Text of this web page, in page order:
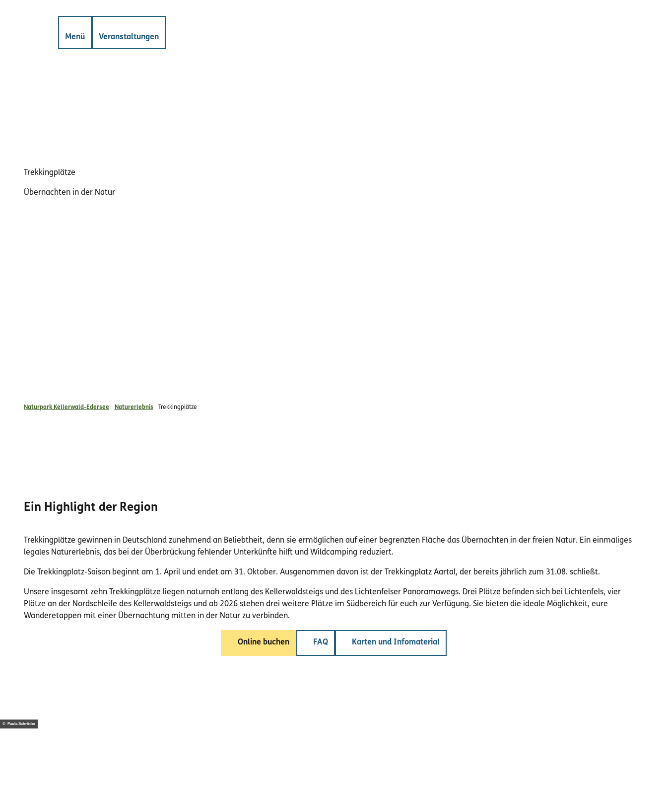
SucheMenü Veranstaltungen
Trekkingplätze
Übernachten in der Natur
Naturpark Kellerwald-Edersee Naturerlebnis Trekkingplätze
Ein Highlight der Region
Trekkingplätze gewinnen in Deutschland zunehmend an Beliebtheit, denn sie ermöglichen auf einer begrenzten Fläche das Übernachten in der freien Natur. Ein einmaliges
legales Naturerlebnis, das bei der Überbrückung fehlender Unterkünfte hilft und Wildcamping reduziert.
Die Trekkingplatz-Saison beginnt am 1. April und endet am 31. Oktober. Ausgenommen davon ist der Trekkingplatz Aartal, der bereits jährlich zum 31.08. schließt.
Unsere insgesamt zehn Trekkingplätze liegen naturnah entlang des Kellerwaldsteigs und des Lichtenfelser Panoramawegs. Drei Plätze befinden sich bei Lichtenfels, vier
Plätze an der Nordschleife des Kellerwaldsteigs und ab 2026 stehen drei weitere Plätze im Südbereich für euch zur Verfügung. Sie bieten die ideale Möglichkeit, eure
Wanderetappen mit einer Übernachtung mitten in der Natur zu verbinden.
Online buchen FAQ Karten und Infomaterial
© Paula Schröder